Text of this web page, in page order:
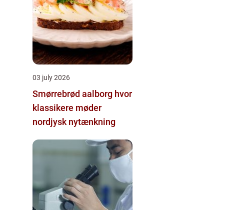
03 july 2026
Smørrebrød aalborg hvor
klassikere møder
nordjysk nytænkning